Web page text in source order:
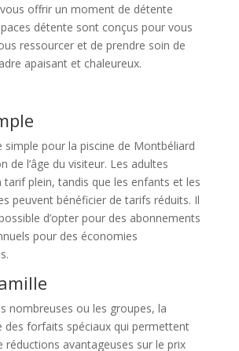
offrir un moment de détente
détente sont conçus pour vous
ressourcer et de prendre soin de
apaisant et chaleureux.
simple pour la piscine de Montbéliard
de l’âge du visiteur. Les adultes
tarif plein, tandis que les enfants et les
peuvent bénéficier de tarifs réduits. Il
d’opter pour des abonnements
pour des économies
nombreuses ou les groupes, la
des forfaits spéciaux qui permettent
réductions avantageuses sur le prix